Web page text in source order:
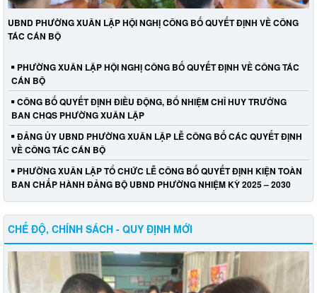
UBND PHƯỜNG XUÂN LẬP HỘI NGHỊ CÔNG BỐ QUYẾT ĐỊNH VỀ CÔNG
TÁC CÁN BỘ
PHƯỜNG XUÂN LẬP HỘI NGHỊ CÔNG BỐ QUYẾT ĐỊNH VỀ CÔNG TÁC
CÁN BỘ
CÔNG BỐ QUYẾT ĐỊNH ĐIỀU ĐỘNG, BỔ NHIỆM CHỈ HUY TRƯỞNG
BAN CHQS PHƯỜNG XUÂN LẬP
ĐẢNG ỦY UBND PHƯỜNG XUÂN LẬP LỄ CÔNG BỐ CÁC QUYẾT ĐỊNH
VỀ CÔNG TÁC CÁN BỘ
PHƯỜNG XUÂN LẬP TỔ CHỨC LỄ CÔNG BỐ QUYẾT ĐỊNH KIỆN TOÀN
BAN CHẤP HÀNH ĐẢNG BỘ UBND PHƯỜNG NHIỆM KỲ 2025 – 2030
CHẾ ĐỘ, CHÍNH SÁCH - QUY ĐỊNH MỚI